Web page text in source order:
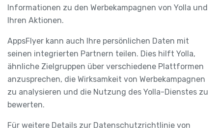
Informationen zu den Werbekampagnen von Yolla und
Ihren Aktionen.
AppsFlyer kann auch Ihre persönlichen Daten mit
seinen integrierten Partnern teilen. Dies hilft Yolla,
ähnliche Zielgruppen über verschiedene Plattformen
anzusprechen, die Wirksamkeit von Werbekampagnen
zu analysieren und die Nutzung des Yolla-Dienstes zu
bewerten.
Für weitere Details zur Datenschutzrichtlinie von